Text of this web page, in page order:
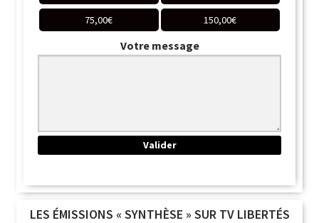
75,00€ 150,00€
Votre message
LES ÉMISSIONS « SYNTHÈSE » SUR TV LIBERTÉS